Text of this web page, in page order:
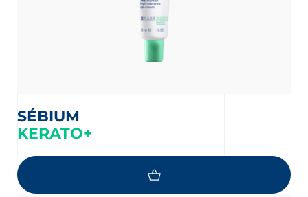
SÉBIUM
KERATO+